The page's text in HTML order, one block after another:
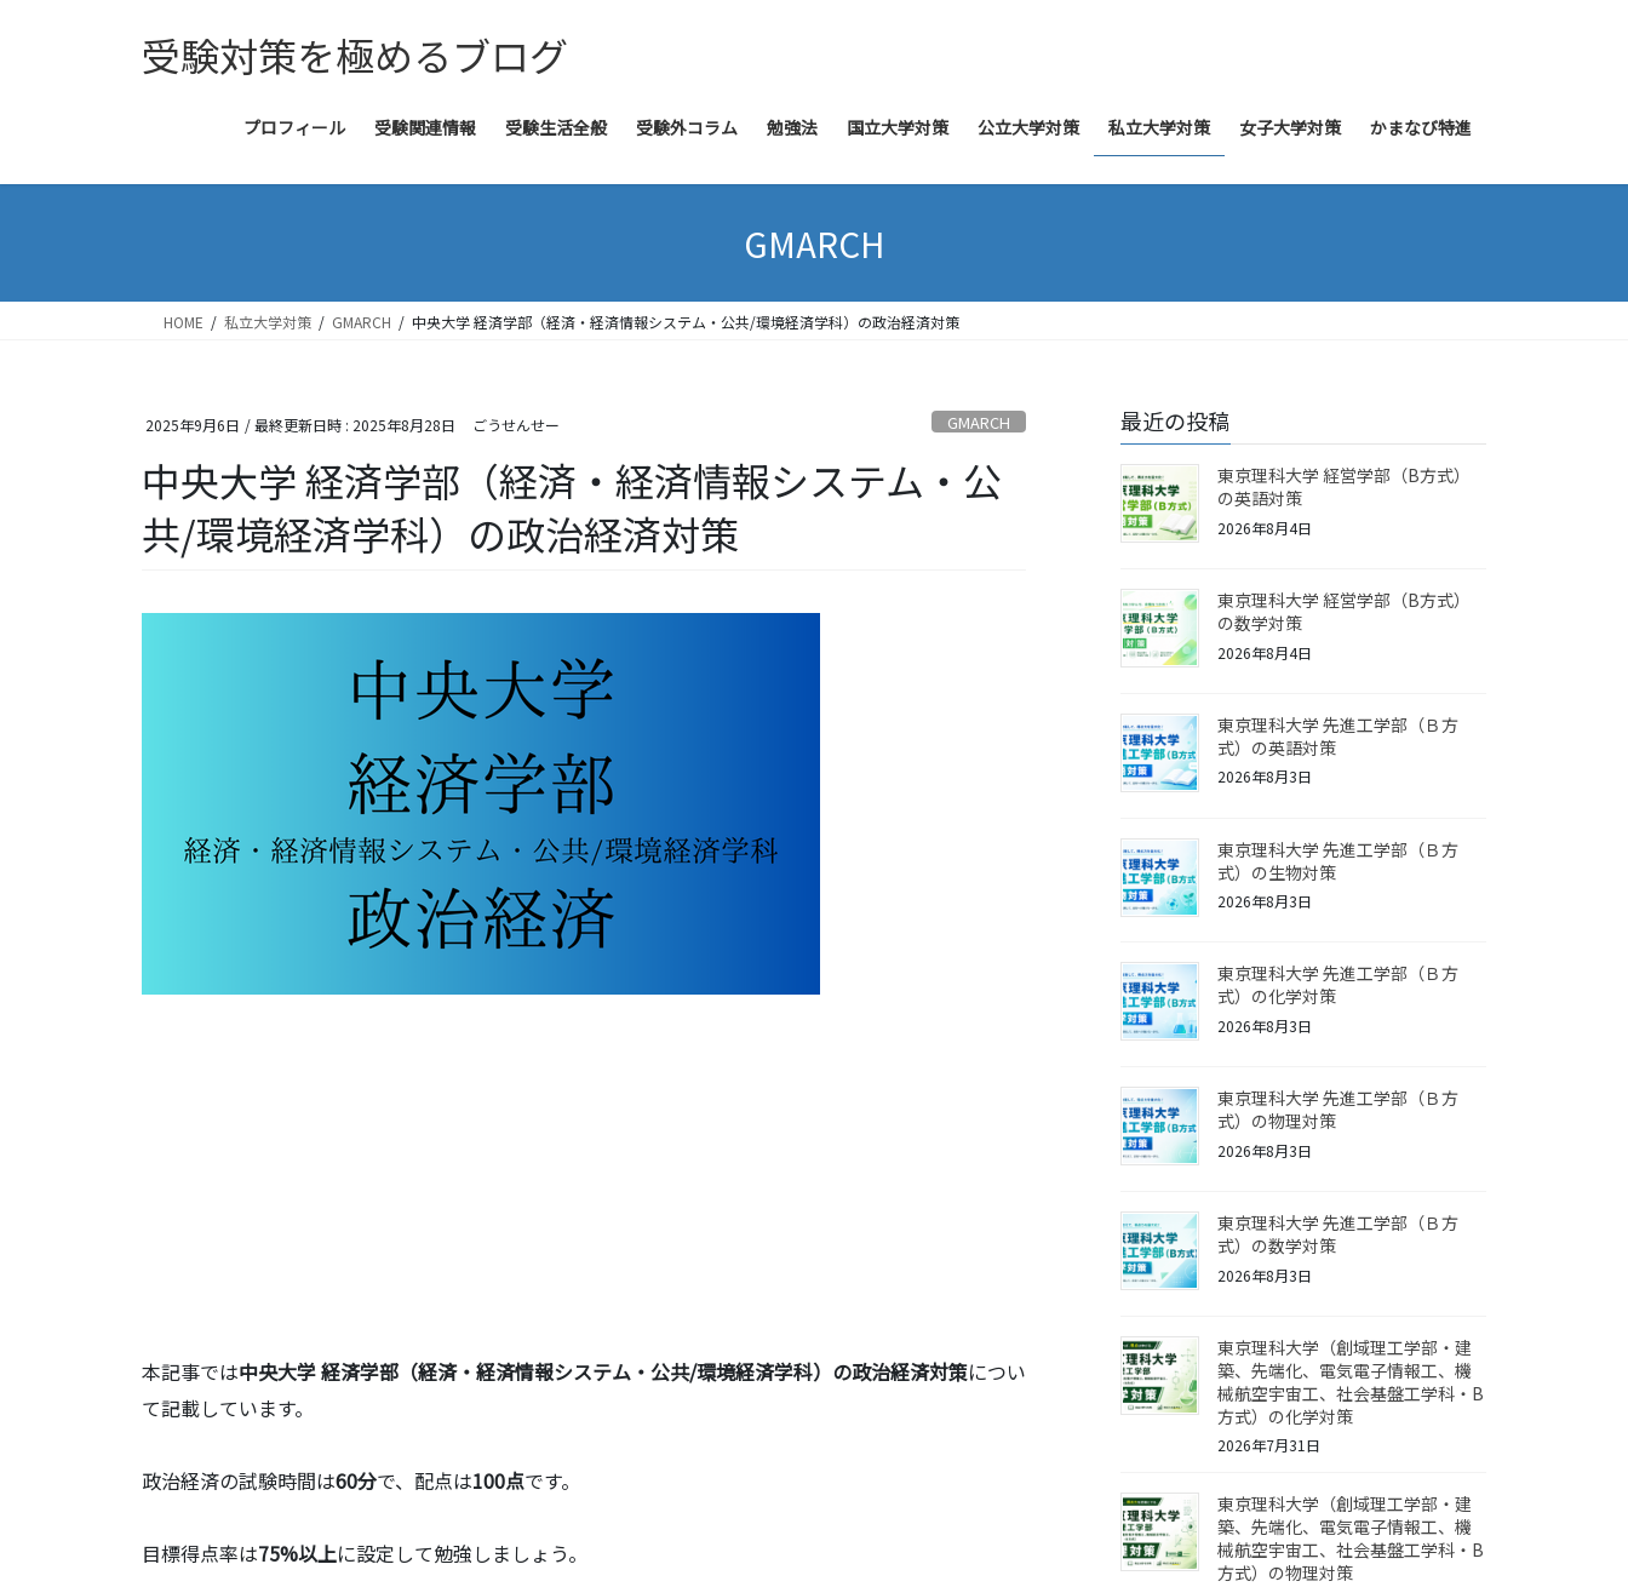
ス
ン
受験対策を極めるブログ
プロフィール 受験関連情報 受験生活全般 受験外コラム 勉強法 国立大学対策 公立大学対策 私立大学対策 女子大学対策 かまなび特進
GMARCH
HOME 私立大学対策 GMARCH 中央大学 経済学部（経済・経済情報システム・公共/環境経済学科）の政治経済対策
2025年9月6日 / 最終更新日時 : 2025年8月28日 ごうせんせー GMARCH
中央大学 経済学部（経済・経済情報システム・公
共/環境経済学科）の政治経済対策
本記事では中央大学 経済学部（経済・経済情報システム・公共/環境経済学科）の政治経済対策につい
て記載しています。
政治経済の試験時間は60分で、配点は100点です。
目標得点率は75%以上に設定して勉強しましょう。
最近の投稿
東京理科大学 経営学部（B方式）
の英語対策
2026年8月4日
東京理科大学 経営学部（B方式）
の数学対策
2026年8月4日
東京理科大学 先進工学部（Ｂ方
式）の英語対策
2026年8月3日
東京理科大学 先進工学部（Ｂ方
式）の生物対策
2026年8月3日
東京理科大学 先進工学部（Ｂ方
式）の化学対策
2026年8月3日
東京理科大学 先進工学部（Ｂ方
式）の物理対策
2026年8月3日
東京理科大学 先進工学部（Ｂ方
式）の数学対策
2026年8月3日
東京理科大学（創域理工学部・建
築、先端化、電気電子情報工、機
械航空宇宙工、社会基盤工学科・B
方式）の化学対策
2026年7月31日
東京理科大学（創域理工学部・建
築、先端化、電気電子情報工、機
械航空宇宙工、社会基盤工学科・B
方式）の物理対策